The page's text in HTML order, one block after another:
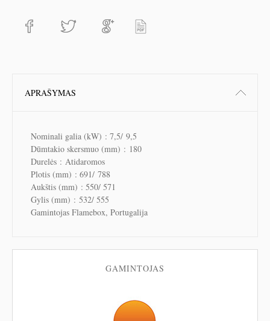
APRAŠYMAS
Nominali galia (kW) : 7,5/ 9,5
Dūmtakio skersmuo (mm) : 180
Durelės : Atidaromos
Plotis (mm) : 691/ 788
Aukštis (mm) : 550/ 571
Gylis (mm) : 532/ 555
Gamintojas Flamebox, Portugalija
GAMINTOJAS